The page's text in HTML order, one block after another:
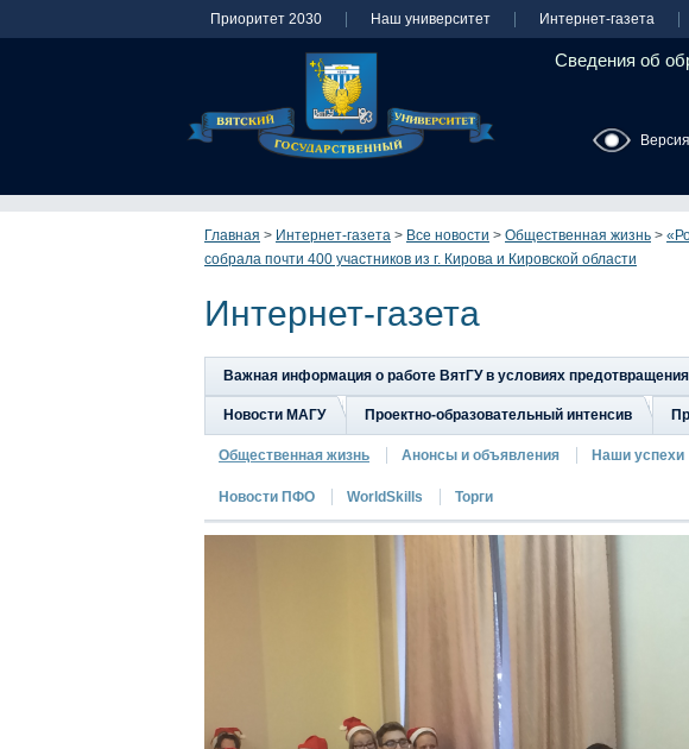
Приоритет 2030 Наш университет Интернет-газета
Сведения об
Главная > Интернет-газета > Все новости > Общественная жизнь >
собрала почти 400 участников из г. Кирова и Кировской области
Интернет-газета
Важная информация о работе ВятГУ в условиях
Новости МАГУ Проектно-образовательный интенсив
Общественная жизнь Анонсы и объявления Наши успехи
Новости ПФО WorldSkills Торги